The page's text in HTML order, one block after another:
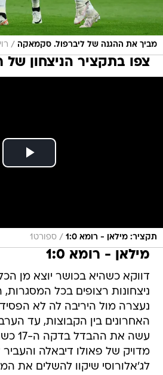
מביך את ההגנה של ליברפול. סקמאקה /
צפו בתקציר הניצחון של
תקציר: מילאן - רומא 1:0 / ספורט1
מילאן - רומא 1:0
דווקא כשהיא בכושר יוצא מן
ניצחונות רצופים בכל
האחרונים בין הקבוצות, עד
עשה
מדויק של פאולו דיבאלה והעביר
לג'אלורוסי שיקוו להשלים את